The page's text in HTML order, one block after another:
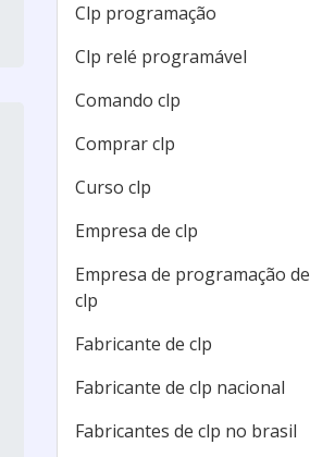
Clp programação
Clp relé programável
Comando clp
Comprar clp
Curso clp
Empresa de clp
Empresa de programação de
clp
Fabricante de clp
Fabricante de clp nacional
Fabricantes de clp no brasil